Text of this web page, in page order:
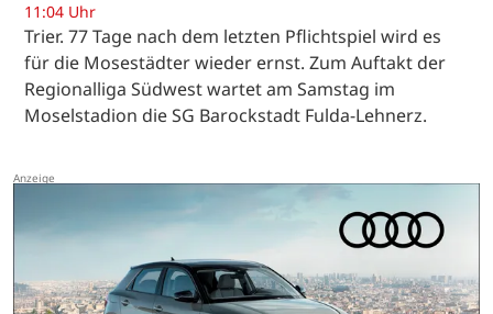
11:04 Uhr
Trier. 77 Tage nach dem letzten Pflichtspiel wird es
für die Mosestädter wieder ernst. Zum Auftakt der
Regionalliga Südwest wartet am Samstag im
Moselstadion die SG Barockstadt Fulda-Lehnerz.